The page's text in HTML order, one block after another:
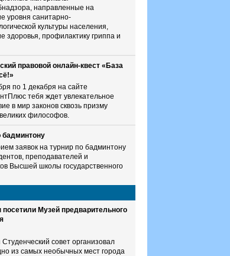
направленные на
уровня санитарно-
культуры населения,
здоровья, профилактику гриппа и
правовой онлайн-квест «База
по 1 декабря на сайте
тебя ждет увлекательное
в мир законов сквозь призму
философов.
бадминтону
заявок на турнир по бадминтону
преподавателей и
Высшей школы государственного
Музей предварительного
совет организовал
из самых необычных мест города